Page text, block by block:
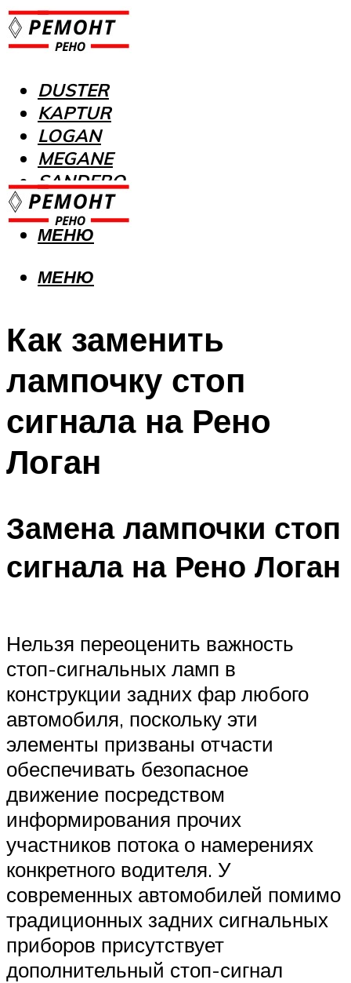
DUSTER
KAPTUR
LOGAN
MEGANE
SANDERO
МЕНЮ
МЕНЮ
Как заменить
лампочку стоп
сигнала на Рено
Логан
Замена лампочки стоп
сигнала на Рено Логан
Нельзя переоценить важность
стоп-сигнальных ламп в
конструкции задних фар любого
автомобиля, поскольку эти
элементы призваны отчасти
обеспечивать безопасное
движение посредством
информирования прочих
участников потока о намерениях
конкретного водителя. У
современных автомобилей помимо
традиционных задних сигнальных
приборов присутствует
дополнительный стоп-сигнал